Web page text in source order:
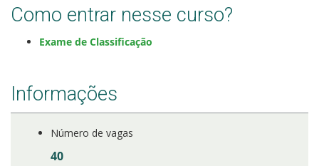
Como entrar nesse curso?
Exame de Classificação
Informações
Número de vagas
40